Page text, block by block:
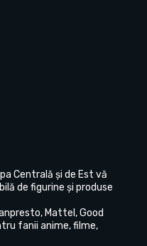
Centrală și de Est vă
de figurine și produse
Mattel, Good
fanii anime, filme,